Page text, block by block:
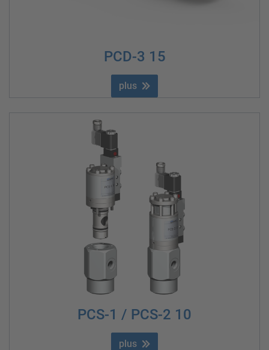
PCD-3 15
plus
PCS-1 / PCS-2 10
plus